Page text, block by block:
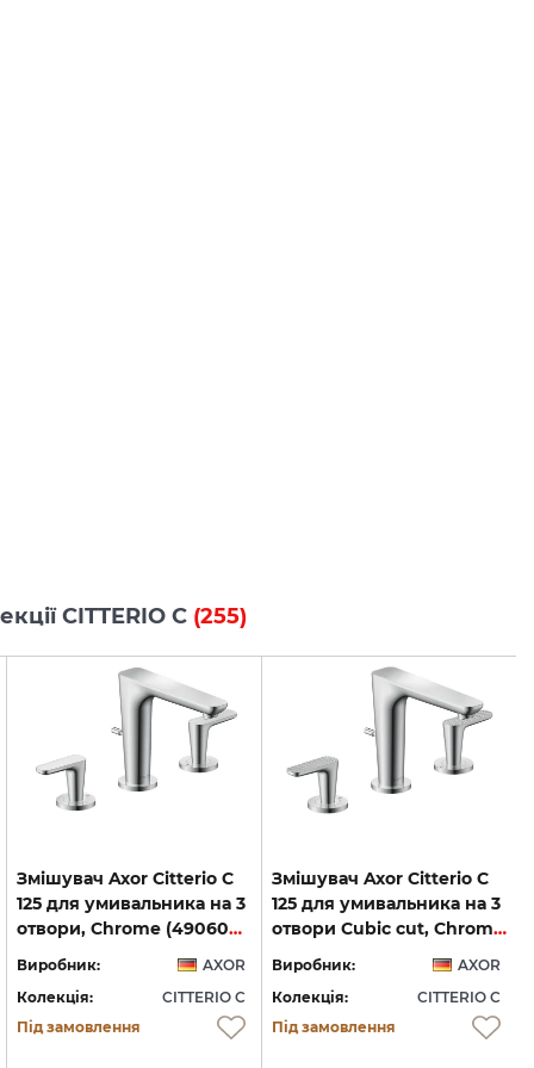
CITTERIO C (255)
Змішувач Axor Citterio C
125 для умивальника на 3
отвори, Chrome (49060000)
Виробник:
AXOR
Колекція:
CITTERIO C
Під замовлення
Змішувач Axor Citterio C
125 для умивальника на 3
отвори Cubic cut, Chrome (49061000)
Виробник:
AXOR
Колекція:
CITTERIO C
Під замовлення